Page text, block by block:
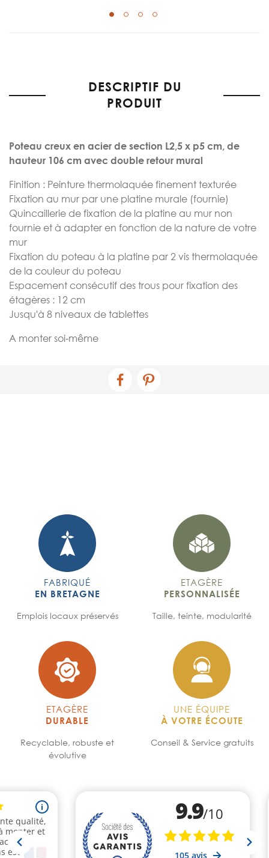
of
DESCRIPTIF DU
PRODUIT
Poteau creux en acier de section L2,5 x p5 cm, de
hauteur 106 cm avec double retour mural
Finition : Peinture thermolaquée finement texturée
Fixation au mur par une platine murale (fournie)
Quincaillerie de fixation de la platine au mur non
fournie et à adapter en fonction de la nature de votre
mur
Fixation du poteau à la platine par 2 vis thermolaquée
de la couleur du poteau
Espacement consécutif des trous pour fixation des
étagères : 12 cm
Jusqu'à 8 niveaux de tablettes
A monter soi-même
FABRIQUÉ
EN BRETAGNE
Emplois locaux préservés
ETAGÈRE
PERSONNALISÉE
Taille, teinte, modularité
ETAGÈRE
DURABLE
Recyclable, robuste et
évolutive
UNE ÉQUIPE
À VOTRE ÉCOUTE
Conseil & Service gratuits